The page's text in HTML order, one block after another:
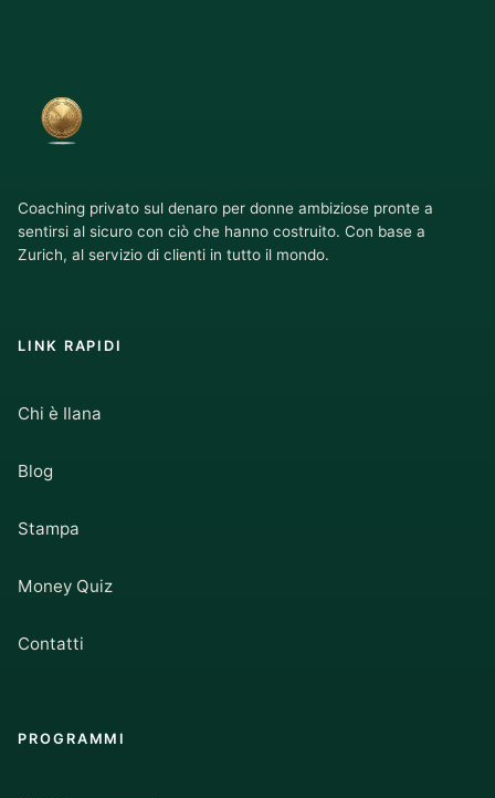
Coaching privato sul denaro per donne ambiziose pronte a
sentirsi al sicuro con ciò che hanno costruito. Con base a
Zurich, al servizio di clienti in tutto il mondo.
LINK RAPIDI
Chi è Ilana
Blog
Stampa
Money Quiz
Contatti
PROGRAMMI